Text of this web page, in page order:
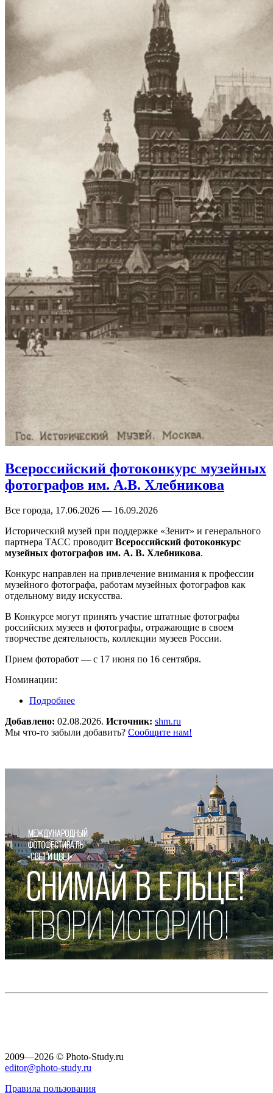
Всероссийский фотоконкурс музейных
фотографов им. А.В. Хлебникова
Все города, 17.06.2026 — 16.09.2026
Исторический музей при поддержке «Зенит» и генерального
партнера ТАСС проводит Всероссийский фотоконкурс
музейных фотографов им. А. В. Хлебникова.
Конкурс направлен на привлечение внимания к профессии
музейного фотографа, работам музейных фотографов как
отдельному виду искусства.
В Конкурсе могут принять участие штатные фотографы
российских музеев и фотографы, отражающие в своем
творчестве деятельность, коллекции музеев России.
Прием фоторабот — с 17 июня по 16 сентября.
Номинации:
Подробнее
Добавлено: 02.08.2026. Источник: shm.ru
Мы что-то забыли добавить? Сообщите нам!
2009—2026 © Photo-Study.ru
editor@photo-study.ru
Правила пользования